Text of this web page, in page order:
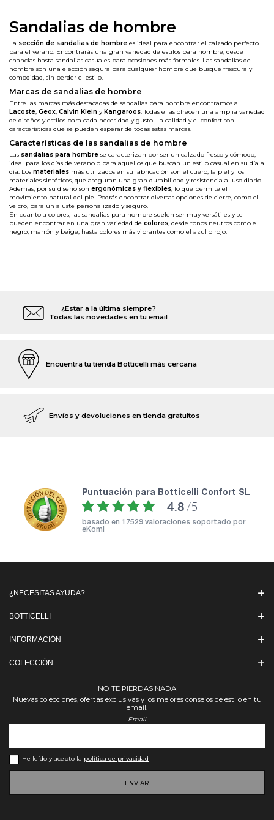
Sandalias de hombre
La sección de sandalias de hombre es ideal para encontrar el calzado perfecto
para el verano. Encontrarás una gran variedad de estilos para hombre, desde
chanclas hasta sandalias casuales para ocasiones más formales. Las sandalias de
hombre son una elección segura para cualquier hombre que busque frescura y
comodidad, sin perder el estilo.
Marcas de sandalias de hombre
Entre las marcas más destacadas de sandalias para hombre encontramos a
Lacoste, Geox, Calvin Klein yKangaroos. Todas ellas ofrecen una amplia variedad
de diseños y estilos para cada necesidad y gusto. La calidad y el confort son
características que se pueden esperar de todas estas marcas.
Características de las sandalias de hombre
Las sandalias para hombre se caracterizan por ser un calzado fresco y cómodo,
ideal para los días de verano o para aquellos que buscan un estilo casual en su día a
día. Los materiales más utilizados en su fabricación son el cuero, la piel y los
materiales sintéticos, que aseguran una gran durabilidad y resistencia al uso diario.
Además, por su diseño son ergonómicas y flexibles, lo que permite el
movimiento natural del pie. Podrás encontrar diversas opciones de cierre, como el
velcro, para un ajuste personalizado y seguro.
En cuanto a colores, las sandalias para hombre suelen ser muy versátiles y se
pueden encontrar en una gran variedad de colores, desde tonos neutros como el
negro, marrón y beige, hasta colores más vibrantes como el azul o rojo.
¿Estar a la última siempre?
Todas las novedades en tu email
Encuentra tu tienda Botticelli más cercana
Envíos y devoluciones en tienda gratuitos
puntuación para Botticelli Confort SL
4.8 /5
basado en 17529 valoraciones soportado por
eKomi
¿NECESITAS AYUDA?
BOTTICELLI
INFORMACIÓN
COLECCIÓN
NO TE PIERDAS NADA
Nuevas colecciones, ofertas exclusivas y los mejores consejos de estilo en tu
email.
Email
He leído y acepto la política de privacidad
ENVIAR